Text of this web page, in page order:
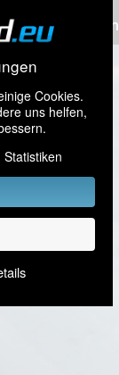
Cookies.
uns helfen,
Statistiken
Bilder hochladen